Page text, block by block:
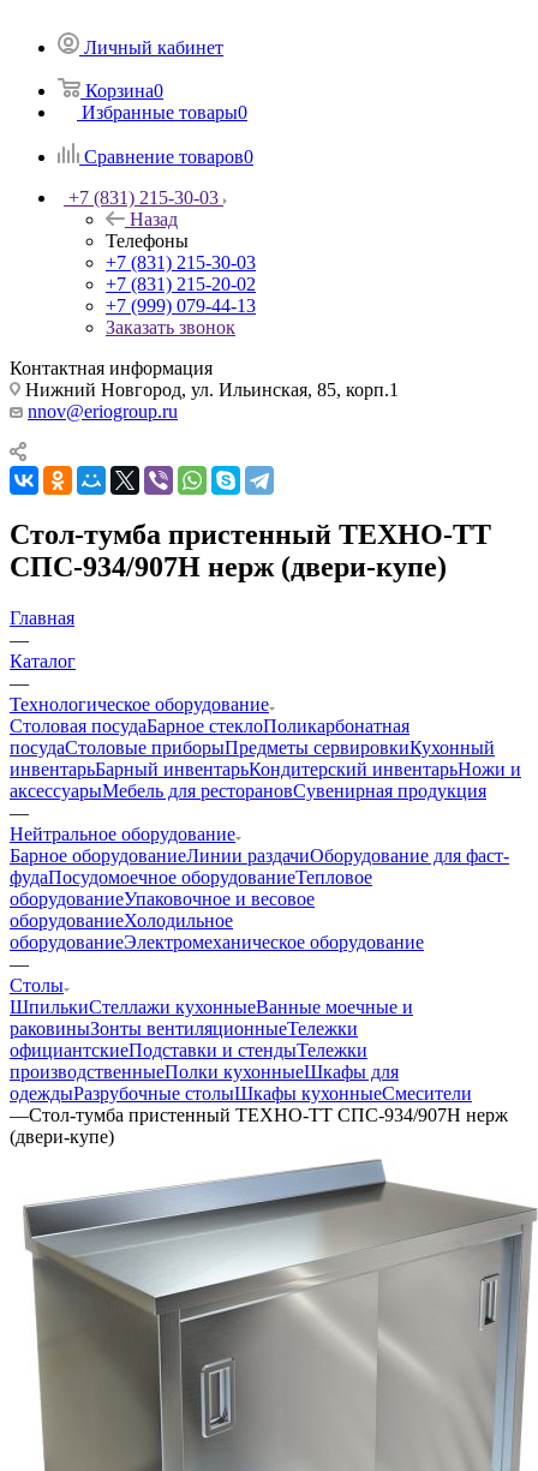
Личный кабинет
Корзина0
Избранные товары0
Сравнение товаров0
+7 (831) 215-30-03
Назад
Телефоны
+7 (831) 215-30-03
+7 (831) 215-20-02
+7 (999) 079-44-13
Заказать звонок
Контактная информация
Нижний Новгород, ул. Ильинская, 85, корп.1
nnov@eriogroup.ru
Стол-тумба пристенный ТЕХНО-ТТ
СПС-934/907Н нерж (двери-купе)
Главная
—
Каталог
—
Технологическое оборудование
Столовая посудаБарное стеклоПоликарбонатная
посудаСтоловые приборыПредметы сервировкиКухонный
инвентарьБарный инвентарьКондитерский инвентарьНожи и
аксессуарыМебель для ресторановСувенирная продукция
—
Нейтральное оборудование
Барное оборудованиеЛинии раздачиОборудование для фаст-
фудаПосудомоечное оборудованиеТепловое
оборудованиеУпаковочное и весовое
оборудованиеХолодильное
оборудованиеЭлектромеханическое оборудование
—
Столы
ШпилькиСтеллажи кухонныеВанные моечные и
раковиныЗонты вентиляционныеТележки
официантскиеПодставки и стендыТележки
производственныеПолки кухонныеШкафы для
одеждыРазрубочные столыШкафы кухонныеСмесители
—Стол-тумба пристенный ТЕХНО-ТТ СПС-934/907Н нерж
(двери-купе)